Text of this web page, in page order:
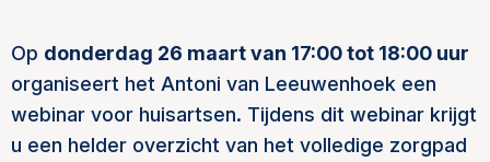
Op donderdag 26 maart van 17:00 tot 18:00 uur
organiseert het Antoni van Leeuwenhoek een
webinar voor huisartsen. Tijdens dit webinar krijgt
u een helder overzicht van het volledige zorgpad